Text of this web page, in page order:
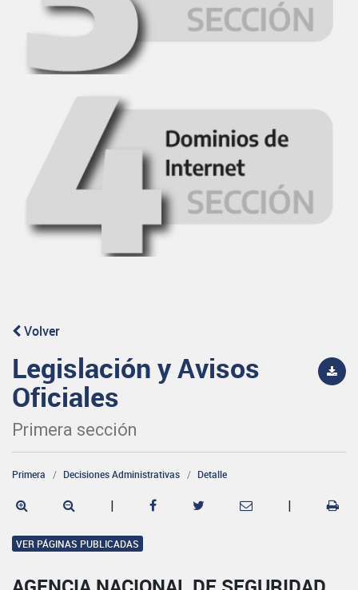
Volver
Legislación y Avisos
Oficiales
Primera sección
Primera Decisiones Administrativas Detalle
| |
VER PÁGINAS PUBLICADAS